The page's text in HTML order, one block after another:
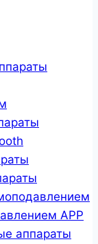
APP
аппараты